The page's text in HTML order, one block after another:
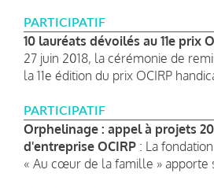
PARTICIPATIF
10 lauréats dévoilés au 11e prix
27 juin 2018, la cérémonie de
la 11e édition du prix OCIRP
PARTICIPATIF
Orphelinage : appel à projets
d'entreprise OCIRP : La
« Au cœur de la famille » apporte